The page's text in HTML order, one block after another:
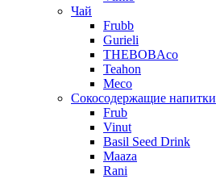
Чай
Frubb
Gurieli
THEBOBAco
Teahon
Meco
Сокосодержащие напитки
Frub
Vinut
Basil Seed Drink
Maaza
Rani